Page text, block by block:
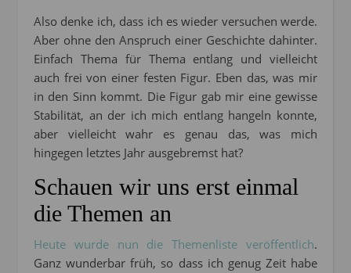
Also denke ich, dass ich es wieder versuchen werde.
Aber ohne den Anspruch einer Geschichte dahinter.
Einfach Thema für Thema entlang und vielleicht
auch frei von einer festen Figur. Eben das, was mir
in den Sinn kommt. Die Figur gab mir eine gewisse
Stabilität, an der ich mich entlang hangeln konnte,
aber vielleicht wahr es genau das, was mich
hingegen letztes Jahr ausgebremst hat?
Schauen wir uns erst einmal
die Themen an
Heute wurde nun die Themenliste veröffentlich.
Ganz wunderbar früh, so dass ich genug Zeit habe